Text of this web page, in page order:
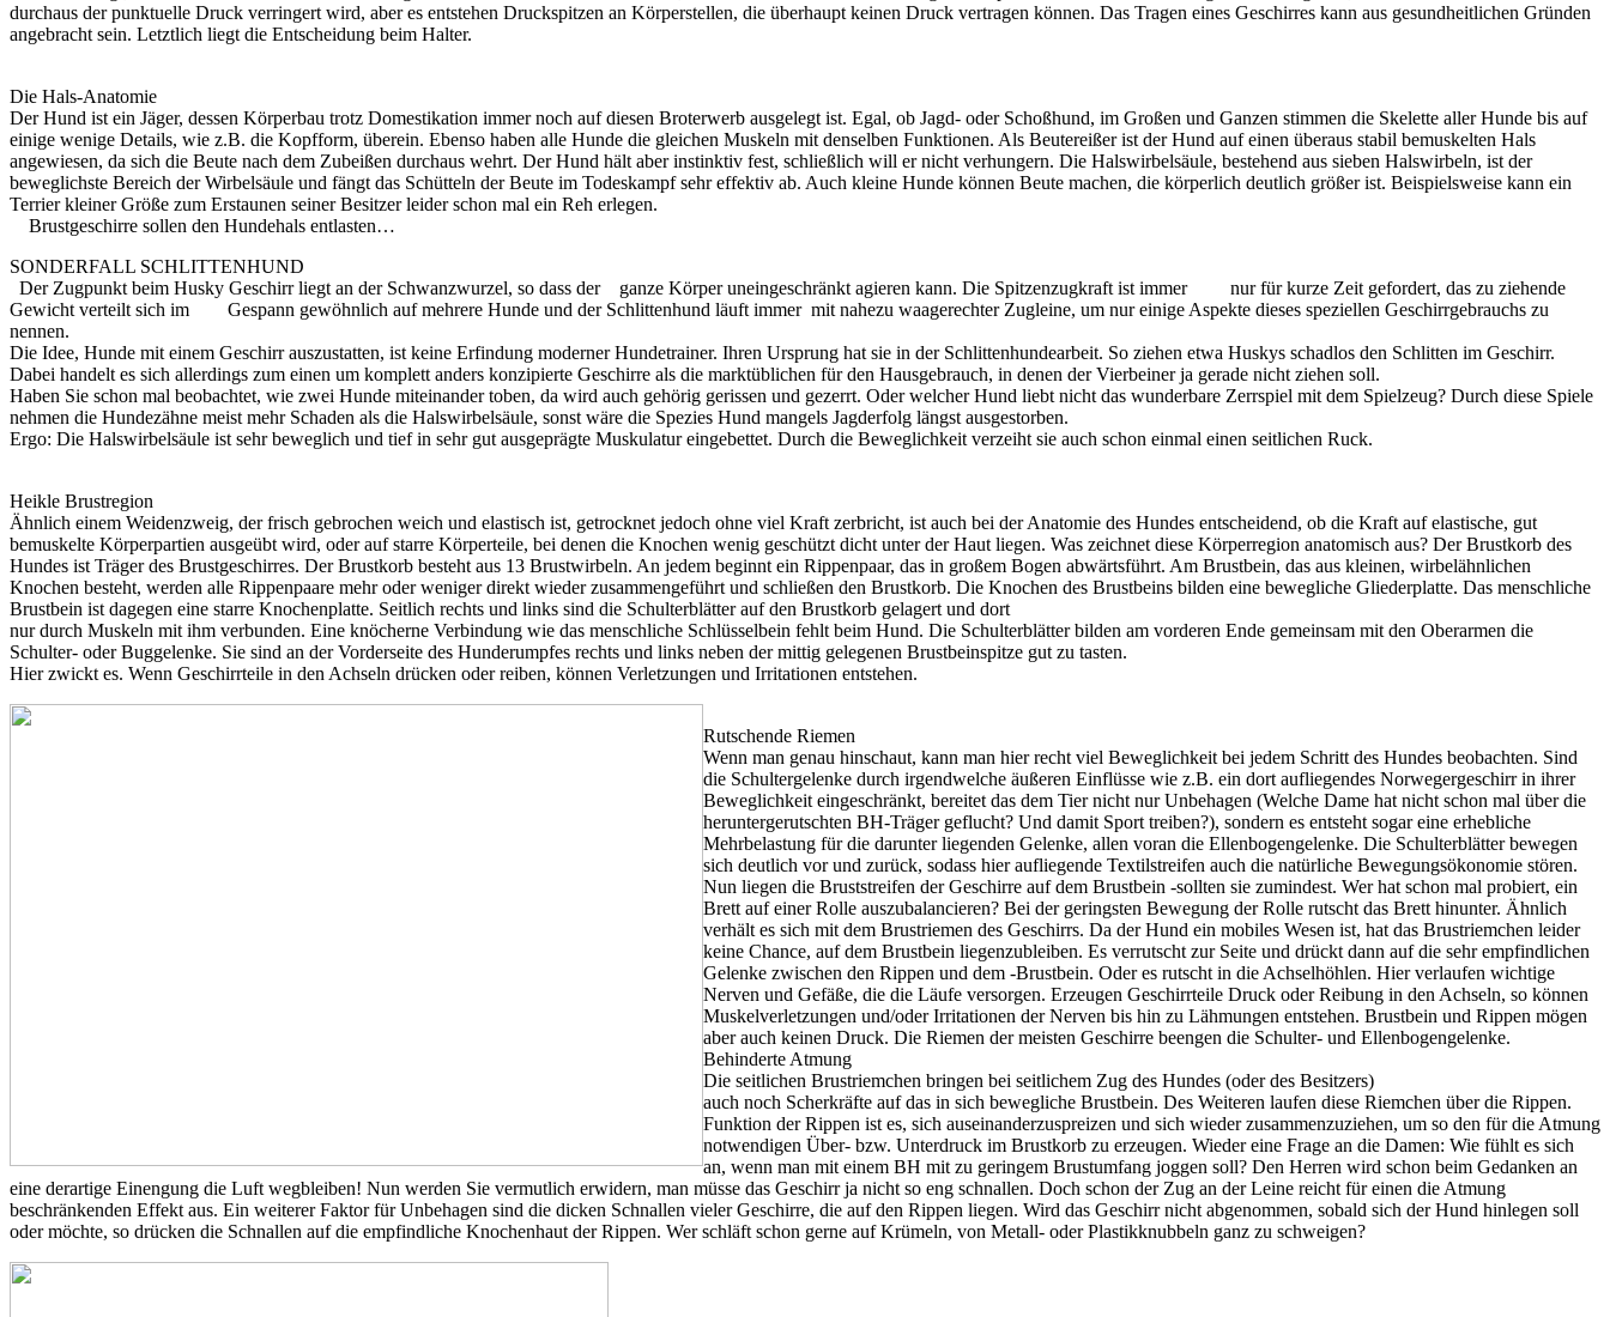
durchaus der punktuelle Druck verringert wird, aber es entstehen Druckspitzen an Körperstellen, die überhaupt keinen Druck vertragen können. Das Tragen eines Geschirres kann aus gesundheitlichen Gründen
angebracht sein. Letztlich liegt die Entscheidung beim Halter.
Die Hals-Anatomie
Der Hund ist ein Jäger, dessen Körperbau trotz Domestikation immer noch auf diesen Broterwerb ausgelegt ist. Egal, ob Jagd- oder Schoßhund, im Großen und Ganzen stimmen die Skelette aller Hunde bis auf
einige wenige Details, wie z.B. die Kopfform, überein. Ebenso haben alle Hunde die gleichen Muskeln mit denselben Funktionen. Als Beutereißer ist der Hund auf einen überaus stabil bemuskelten Hals
angewiesen, da sich die Beute nach dem Zubeißen durchaus wehrt. Der Hund hält aber instinktiv fest, schließlich will er nicht verhungern. Die Halswirbelsäule, bestehend aus sieben Halswirbeln, ist der
beweglichste Bereich der Wirbelsäule und fängt das Schütteln der Beute im Todeskampf sehr effektiv ab. Auch kleine Hunde können Beute machen, die körperlich deutlich größer ist. Beispielsweise kann ein
Terrier kleiner Größe zum Erstaunen seiner Besitzer leider schon mal ein Reh erlegen.
Brustgeschirre sollen den Hundehals entlasten…
SONDERFALL SCHLITTENHUND
Der Zugpunkt beim Husky Geschirr liegt an der Schwanzwurzel, so dass der ganze Körper uneingeschränkt agieren kann. Die Spitzenzugkraft ist immer nur für kurze Zeit gefordert, das zu ziehende
Gewicht verteilt sich im Gespann gewöhnlich auf mehrere Hunde und der Schlittenhund läuft immer mit nahezu waagerechter Zugleine, um nur einige Aspekte dieses speziellen Geschirrgebrauchs zu
nennen.
Die Idee, Hunde mit einem Geschirr auszustatten, ist keine Erfindung moderner Hundetrainer. Ihren Ursprung hat sie in der Schlittenhundearbeit. So ziehen etwa Huskys schadlos den Schlitten im Geschirr.
Dabei handelt es sich allerdings zum einen um komplett anders konzipierte Geschirre als die marktüblichen für den Hausgebrauch, in denen der Vierbeiner ja gerade nicht ziehen soll.
Haben Sie schon mal beobachtet, wie zwei Hunde miteinander toben, da wird auch gehörig gerissen und gezerrt. Oder welcher Hund liebt nicht das wunderbare Zerrspiel mit dem Spielzeug? Durch diese Spiele
nehmen die Hundezähne meist mehr Schaden als die Halswirbelsäule, sonst wäre die Spezies Hund mangels Jagderfolg längst ausgestorben.
Ergo: Die Halswirbelsäule ist sehr beweglich und tief in sehr gut ausgeprägte Muskulatur eingebettet. Durch die Beweglichkeit verzeiht sie auch schon einmal einen seitlichen Ruck.
Heikle Brustregion
Ähnlich einem Weidenzweig, der frisch gebrochen weich und elastisch ist, getrocknet jedoch ohne viel Kraft zerbricht, ist auch bei der Anatomie des Hundes entscheidend, ob die Kraft auf elastische, gut
bemuskelte Körperpartien ausgeübt wird, oder auf starre Körperteile, bei denen die Knochen wenig geschützt dicht unter der Haut liegen. Was zeichnet diese Körperregion anatomisch aus? Der Brustkorb des
Hundes ist Träger des Brustgeschirres. Der Brustkorb besteht aus 13 Brustwirbeln. An jedem beginnt ein Rippenpaar, das in großem Bogen abwärtsführt. Am Brustbein, das aus kleinen, wirbelähnlichen
Knochen besteht, werden alle Rippenpaare mehr oder weniger direkt wieder zusammengeführt und schließen den Brustkorb. Die Knochen des Brustbeins bilden eine bewegliche Gliederplatte. Das menschliche
Brustbein ist dagegen eine starre Knochenplatte. Seitlich rechts und links sind die Schulterblätter auf den Brustkorb gelagert und dort
nur durch Muskeln mit ihm verbunden. Eine knöcherne Verbindung wie das menschliche Schlüsselbein fehlt beim Hund. Die Schulterblätter bilden am vorderen Ende gemeinsam mit den Oberarmen die
Schulter- oder Buggelenke. Sie sind an der Vorderseite des Hunderumpfes rechts und links neben der mittig gelegenen Brustbeinspitze gut zu tasten.
Hier zwickt es. Wenn Geschirrteile in den Achseln drücken oder reiben, können Verletzungen und Irritationen entstehen.
Rutschende Riemen
Wenn man genau hinschaut, kann man hier recht viel Beweglichkeit bei jedem Schritt des Hundes beobachten. Sind
die Schultergelenke durch irgendwelche äußeren Einflüsse wie z.B. ein dort aufliegendes Norwegergeschirr in ihrer
Beweglichkeit eingeschränkt, bereitet das dem Tier nicht nur Unbehagen (Welche Dame hat nicht schon mal über die
heruntergerutschten BH-Träger geflucht? Und damit Sport treiben?), sondern es entsteht sogar eine erhebliche
Mehrbelastung für die darunter liegenden Gelenke, allen voran die Ellenbogengelenke. Die Schulterblätter bewegen
sich deutlich vor und zurück, sodass hier aufliegende Textilstreifen auch die natürliche Bewegungsökonomie stören.
Nun liegen die Bruststreifen der Geschirre auf dem Brustbein -sollten sie zumindest. Wer hat schon mal probiert, ein
Brett auf einer Rolle auszubalancieren? Bei der geringsten Bewegung der Rolle rutscht das Brett hinunter. Ähnlich
verhält es sich mit dem Brustriemen des Geschirrs. Da der Hund ein mobiles Wesen ist, hat das Brustriemchen leider
keine Chance, auf dem Brustbein liegenzubleiben. Es verrutscht zur Seite und drückt dann auf die sehr empfindlichen
Gelenke zwischen den Rippen und dem -Brustbein. Oder es rutscht in die Achselhöhlen. Hier verlaufen wichtige
Nerven und Gefäße, die die Läufe versorgen. Erzeugen Geschirrteile Druck oder Reibung in den Achseln, so können
Muskelverletzungen und/oder Irritationen der Nerven bis hin zu Lähmungen entstehen. Brustbein und Rippen mögen
aber auch keinen Druck. Die Riemen der meisten Geschirre beengen die Schulter- und Ellenbogengelenke.
Behinderte Atmung
Die seitlichen Brustriemchen bringen bei seitlichem Zug des Hundes (oder des Besitzers)
auch noch Scherkräfte auf das in sich bewegliche Brustbein. Des Weiteren laufen diese Riemchen über die Rippen.
Funktion der Rippen ist es, sich auseinanderzuspreizen und sich wieder zusammenzuziehen, um so den für die Atmung
notwendigen Über- bzw. Unterdruck im Brustkorb zu erzeugen. Wieder eine Frage an die Damen: Wie fühlt es sich
an, wenn man mit einem BH mit zu geringem Brustumfang joggen soll? Den Herren wird schon beim Gedanken an
eine derartige Einengung die Luft wegbleiben! Nun werden Sie vermutlich erwidern, man müsse das Geschirr ja nicht so eng schnallen. Doch schon der Zug an der Leine reicht für einen die Atmung
beschränkenden Effekt aus. Ein weiterer Faktor für Unbehagen sind die dicken Schnallen vieler Geschirre, die auf den Rippen liegen. Wird das Geschirr nicht abgenommen, sobald sich der Hund hinlegen soll
oder möchte, so drücken die Schnallen auf die empfindliche Knochenhaut der Rippen. Wer schläft schon gerne auf Krümeln, von Metall- oder Plastikknubbeln ganz zu schweigen?